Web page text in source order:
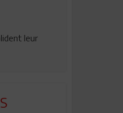
leur